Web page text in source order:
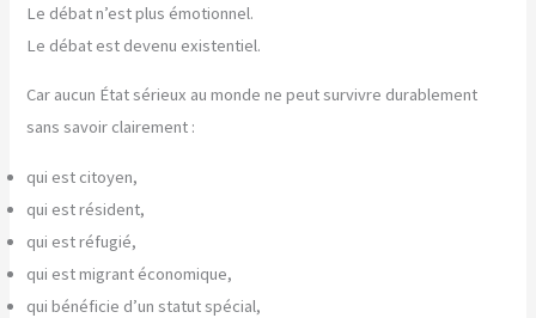
Le débat n’est plus émotionnel.
Le débat est devenu existentiel.
Car aucun État sérieux au monde ne peut survivre durablement
sans savoir clairement :
qui est citoyen,
qui est résident,
qui est réfugié,
qui est migrant économique,
qui bénéficie d’un statut spécial,